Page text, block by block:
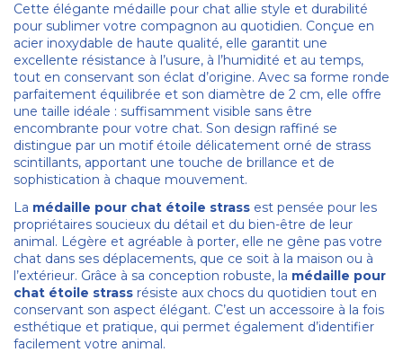
Cette élégante médaille pour chat allie style et durabilité
pour sublimer votre compagnon au quotidien. Conçue en
acier inoxydable de haute qualité, elle garantit une
excellente résistance à l’usure, à l’humidité et au temps,
tout en conservant son éclat d’origine. Avec sa forme ronde
parfaitement équilibrée et son diamètre de 2 cm, elle offre
une taille idéale : suffisamment visible sans être
encombrante pour votre chat. Son design raffiné se
distingue par un motif étoile délicatement orné de strass
scintillants, apportant une touche de brillance et de
sophistication à chaque mouvement.
La médaille pour chat étoile strass est pensée pour les
propriétaires soucieux du détail et du bien-être de leur
animal. Légère et agréable à porter, elle ne gêne pas votre
chat dans ses déplacements, que ce soit à la maison ou à
l’extérieur. Grâce à sa conception robuste, la médaille pour
chat étoile strass résiste aux chocs du quotidien tout en
conservant son aspect élégant. C’est un accessoire à la fois
esthétique et pratique, qui permet également d’identifier
facilement votre animal.